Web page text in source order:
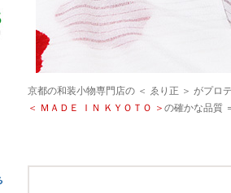
京都の和装小物専門店の ＜ ゑり正 ＞ がプロ
＜ ＭＡＤＥ ＩＮ ＫＹＯＴＯ ＞ の確かな品質